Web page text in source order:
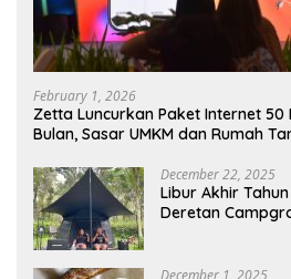
February 1, 2026
Zetta Luncurkan Paket Internet 50
Bulan, Sasar UMKM dan Rumah
December 22, 2025
Libur Akhir
Deretan
December 1, 2025